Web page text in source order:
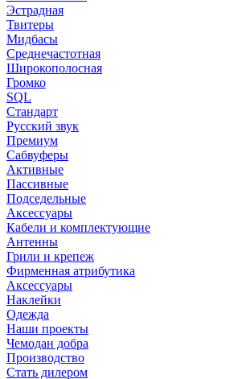
Эстрадная
Твитеры
Мидбасы
Среднечастотная
Широкополосная
Громко
SQL
Стандарт
Русский звук
Премиум
Сабвуферы
Активные
Пассивные
Подседельные
Аксессуары
Кабели и комплектующие
Антенны
Грили и крепеж
Фирменная атрибутика
Аксессуары
Наклейки
Одежда
Наши проекты
Чемодан добра
Производство
Стать дилером